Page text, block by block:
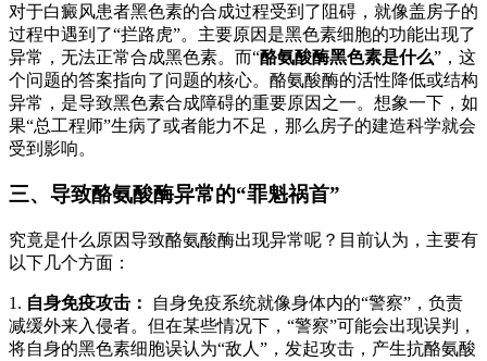
对于白癜风患者黑色素的合成过程受到了阻碍，就像盖房子的
过程中遇到了“拦路虎”。主要原因是黑色素细胞的功能出现了
异常，无法正常合成黑色素。而“酪氨酸酶黑色素是什么”，这
个问题的答案指向了问题的核心。酪氨酸酶的活性降低或结构
异常，是导致黑色素合成障碍的重要原因之一。想象一下，如
果“总工程师”生病了或者能力不足，那么房子的建造科学就会
受到影响。
三、导致酪氨酸酶异常的“罪魁祸首”
究竟是什么原因导致酪氨酸酶出现异常呢？目前认为，主要有
以下几个方面：
1. 自身免疫攻击：
自身免疫系统就像身体内的“警察”，负责
减缓外来入侵者。但在某些情况下，“警察”可能会出现误判，
将自身的黑色素细胞误认为“敌人”，发起攻击，产生抗酪氨酸